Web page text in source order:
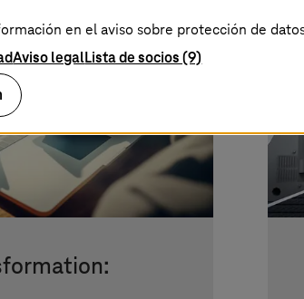
en el aviso sobre protección de
Aviso legalLista de socios (9)